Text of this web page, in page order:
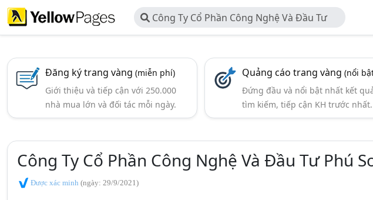
Công Ty Cổ Phần Công Nghệ Và Đầu Tư
Phú Sơn
Đăng ký trang vàng (miễn phí)
Giới thiệu và tiếp cận với 250.000
nhà mua lớn và đối tác mỗi ngày.
Quảng cáo trang vàng(nổi
Đứng đầu và nổi bật nhất kết
tìm kiếm, tiếp cận KH trước nhất.
Công Ty Cổ Phần Công Nghệ Và Đầu Tư Phú
Được xác minh (ngày: 29/9/2021)